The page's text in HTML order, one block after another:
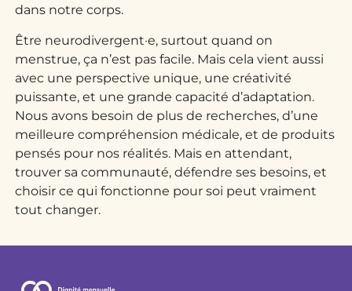
dans notre corps.
Être neurodivergent·e, surtout quand on
menstrue, ça n’est pas facile. Mais cela vient aussi
avec une perspective unique, une créativité
puissante, et une grande capacité d’adaptation.
Nous avons besoin de plus de recherches, d’une
meilleure compréhension médicale, et de produits
pensés pour nos réalités. Mais en attendant,
trouver sa communauté, défendre ses besoins, et
choisir ce qui fonctionne pour soi peut vraiment
tout changer.